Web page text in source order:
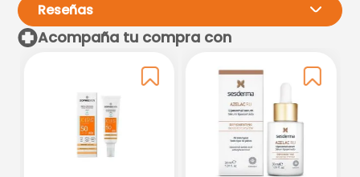
Reseñas
Por favor, inicia sesión para
escribir un comentario.
Más reciente
Acompaña tu compra con